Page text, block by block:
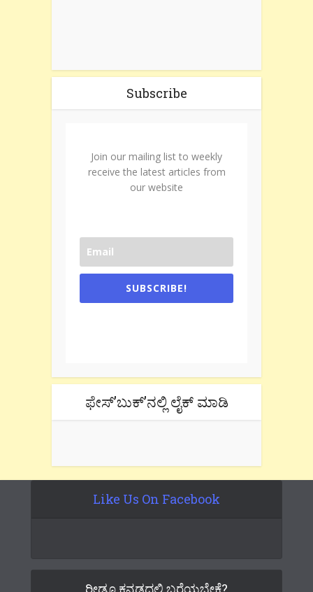
Subscribe
Join our mailing list to weekly
receive the latest articles from
our website
SUBSCRIBE!
ಫೇಸ್’ಬುಕ್’ನಲ್ಲಿ ಲೈಕ್ ಮಾಡಿ
Like Us On Facebook
ರೀಡೂ ಕನ್ನಡದಲ್ಲಿ ಬರೆಯಬೇಕೆ?